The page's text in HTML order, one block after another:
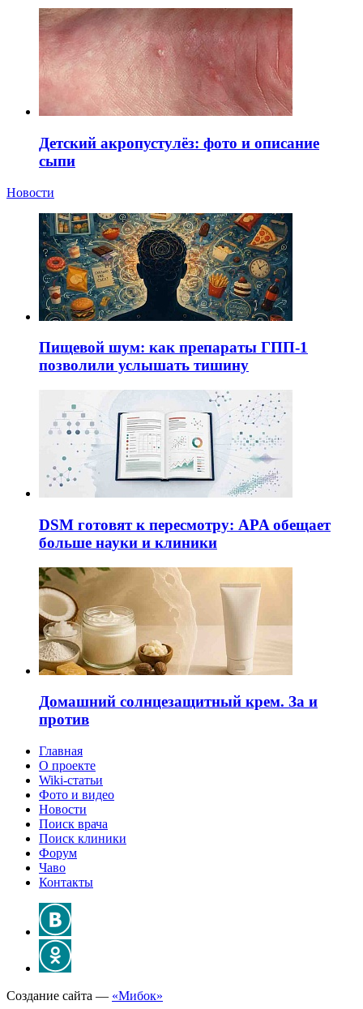
Детский акропустулёз: фото и описание
сыпи
Новости
Пищевой шум: как препараты ГПП-1
позволили услышать тишину
DSM готовят к пересмотру: APA обещает
больше науки и клиники
Домашний солнцезащитный крем. За и
против
Главная
О проекте
Wiki-статьи
Фото и видео
Новости
Поиск врача
Поиск клиники
Форум
Чаво
Контакты
Создание сайта — «Мибок»